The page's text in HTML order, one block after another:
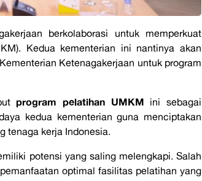
berkolaborasi untuk memperkuat
Kedua kementerian ini nantinya akan
Ketenagakerjaan untuk program
program pelatihan UMKM ini sebagai
kedua kementerian guna menciptakan
tenaga kerja Indonesia.
potensi yang saling melengkapi. Salah
optimal fasilitas pelatihan yang